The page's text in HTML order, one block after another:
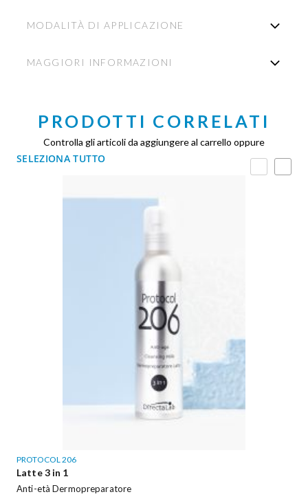
MODALITÀ DI APPLICAZIONE
MAGGIORI INFORMAZIONI
PRODOTTI CORRELATI
Controlla gli articoli da aggiungere al carrello oppure
SELEZIONA TUTTO
PROTOCOL 206
Latte 3 in 1
Anti-età Dermopreparatore